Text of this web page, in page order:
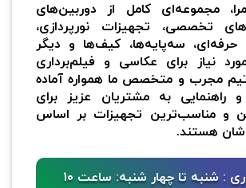
مجموعه‌ای کامل از دوربین‌های
تخصصی، تجهیزات نورپردازی،
حرفه‌ای، سه‌پایه‌ها، کیف‌ها و دیگر
نیاز برای عکاسی و فیلم‌برداری
مجرب و متخصص ما همواره آماده
و راهنمایی به مشتریان عزیز برای
و مناسب‌ترین تجهیزات بر اساس
هستند.
ساعات کاری : شنبه تا چهار شنبه: ساعت ۱۰